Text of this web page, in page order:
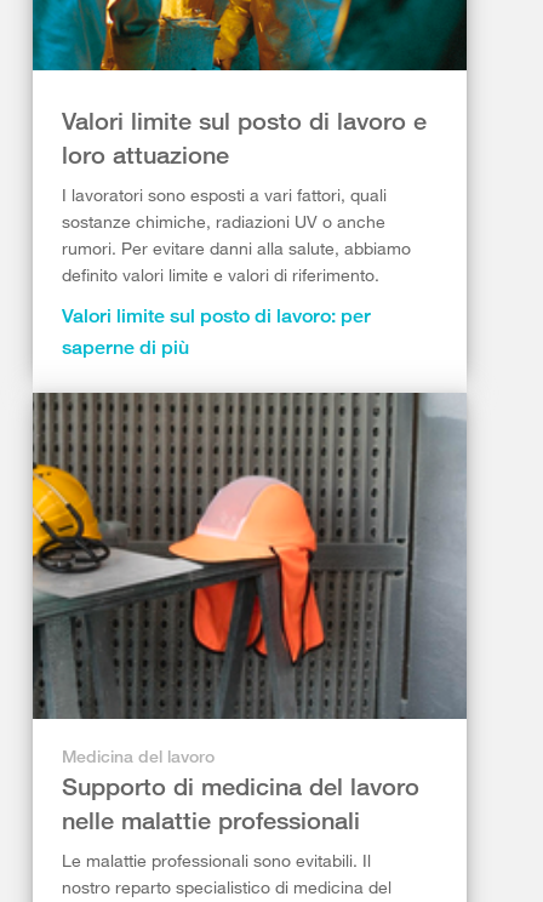
Valori limite sul posto di lavoro e
loro attuazione
I lavoratori sono esposti a vari fattori, quali
sostanze chimiche, radiazioni UV o anche
rumori. Per evitare danni alla salute, abbiamo
definito valori limite e valori di riferimento.
Valori limite sul posto di lavoro: per
saperne di più
Medicina del lavoro
Supporto di medicina del lavoro
nelle malattie professionali
Le malattie professionali sono evitabili. Il
nostro reparto specialistico di medicina del